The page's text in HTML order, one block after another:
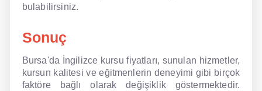
bulabilirsiniz.
Sonuç
Bursa'da İngilizce kursu fiyatları, sunulan hizmetler,
kursun kalitesi ve eğitmenlerin deneyimi gibi birçok
faktöre bağlı olarak değişiklik göstermektedir.